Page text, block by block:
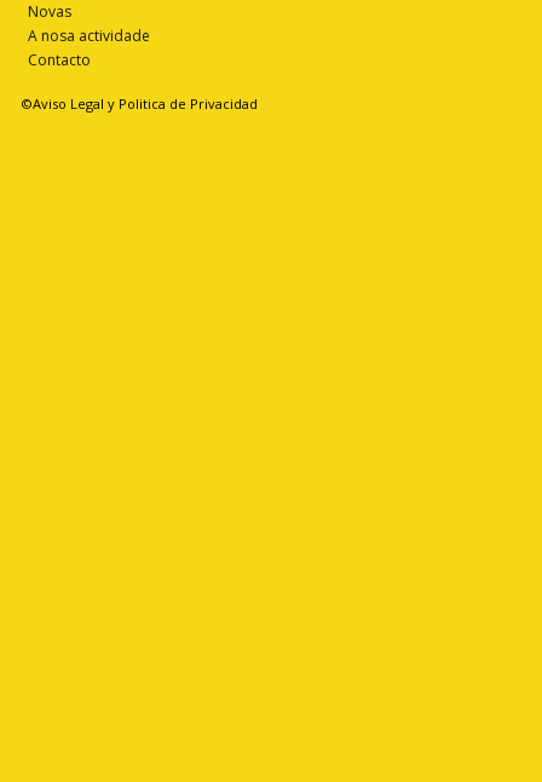
Novas
A nosa actividade
Contacto
©Aviso Legal y Politica de Privacidad